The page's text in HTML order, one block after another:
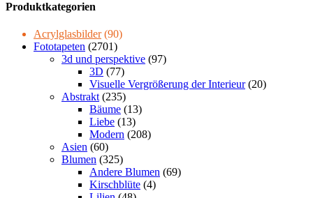
Produktkategorien
Acrylglasbilder (90)
Fototapeten (2701)
3d und perspektive (97)
3D (77)
Visuelle Vergrößerung der Interieur (20)
Abstrakt (235)
Bäume (13)
Liebe (13)
Modern (208)
Asien (60)
Blumen (325)
Andere Blumen (69)
Kirschblüte (4)